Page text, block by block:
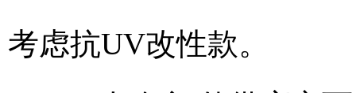
考虑抗UV改性款。